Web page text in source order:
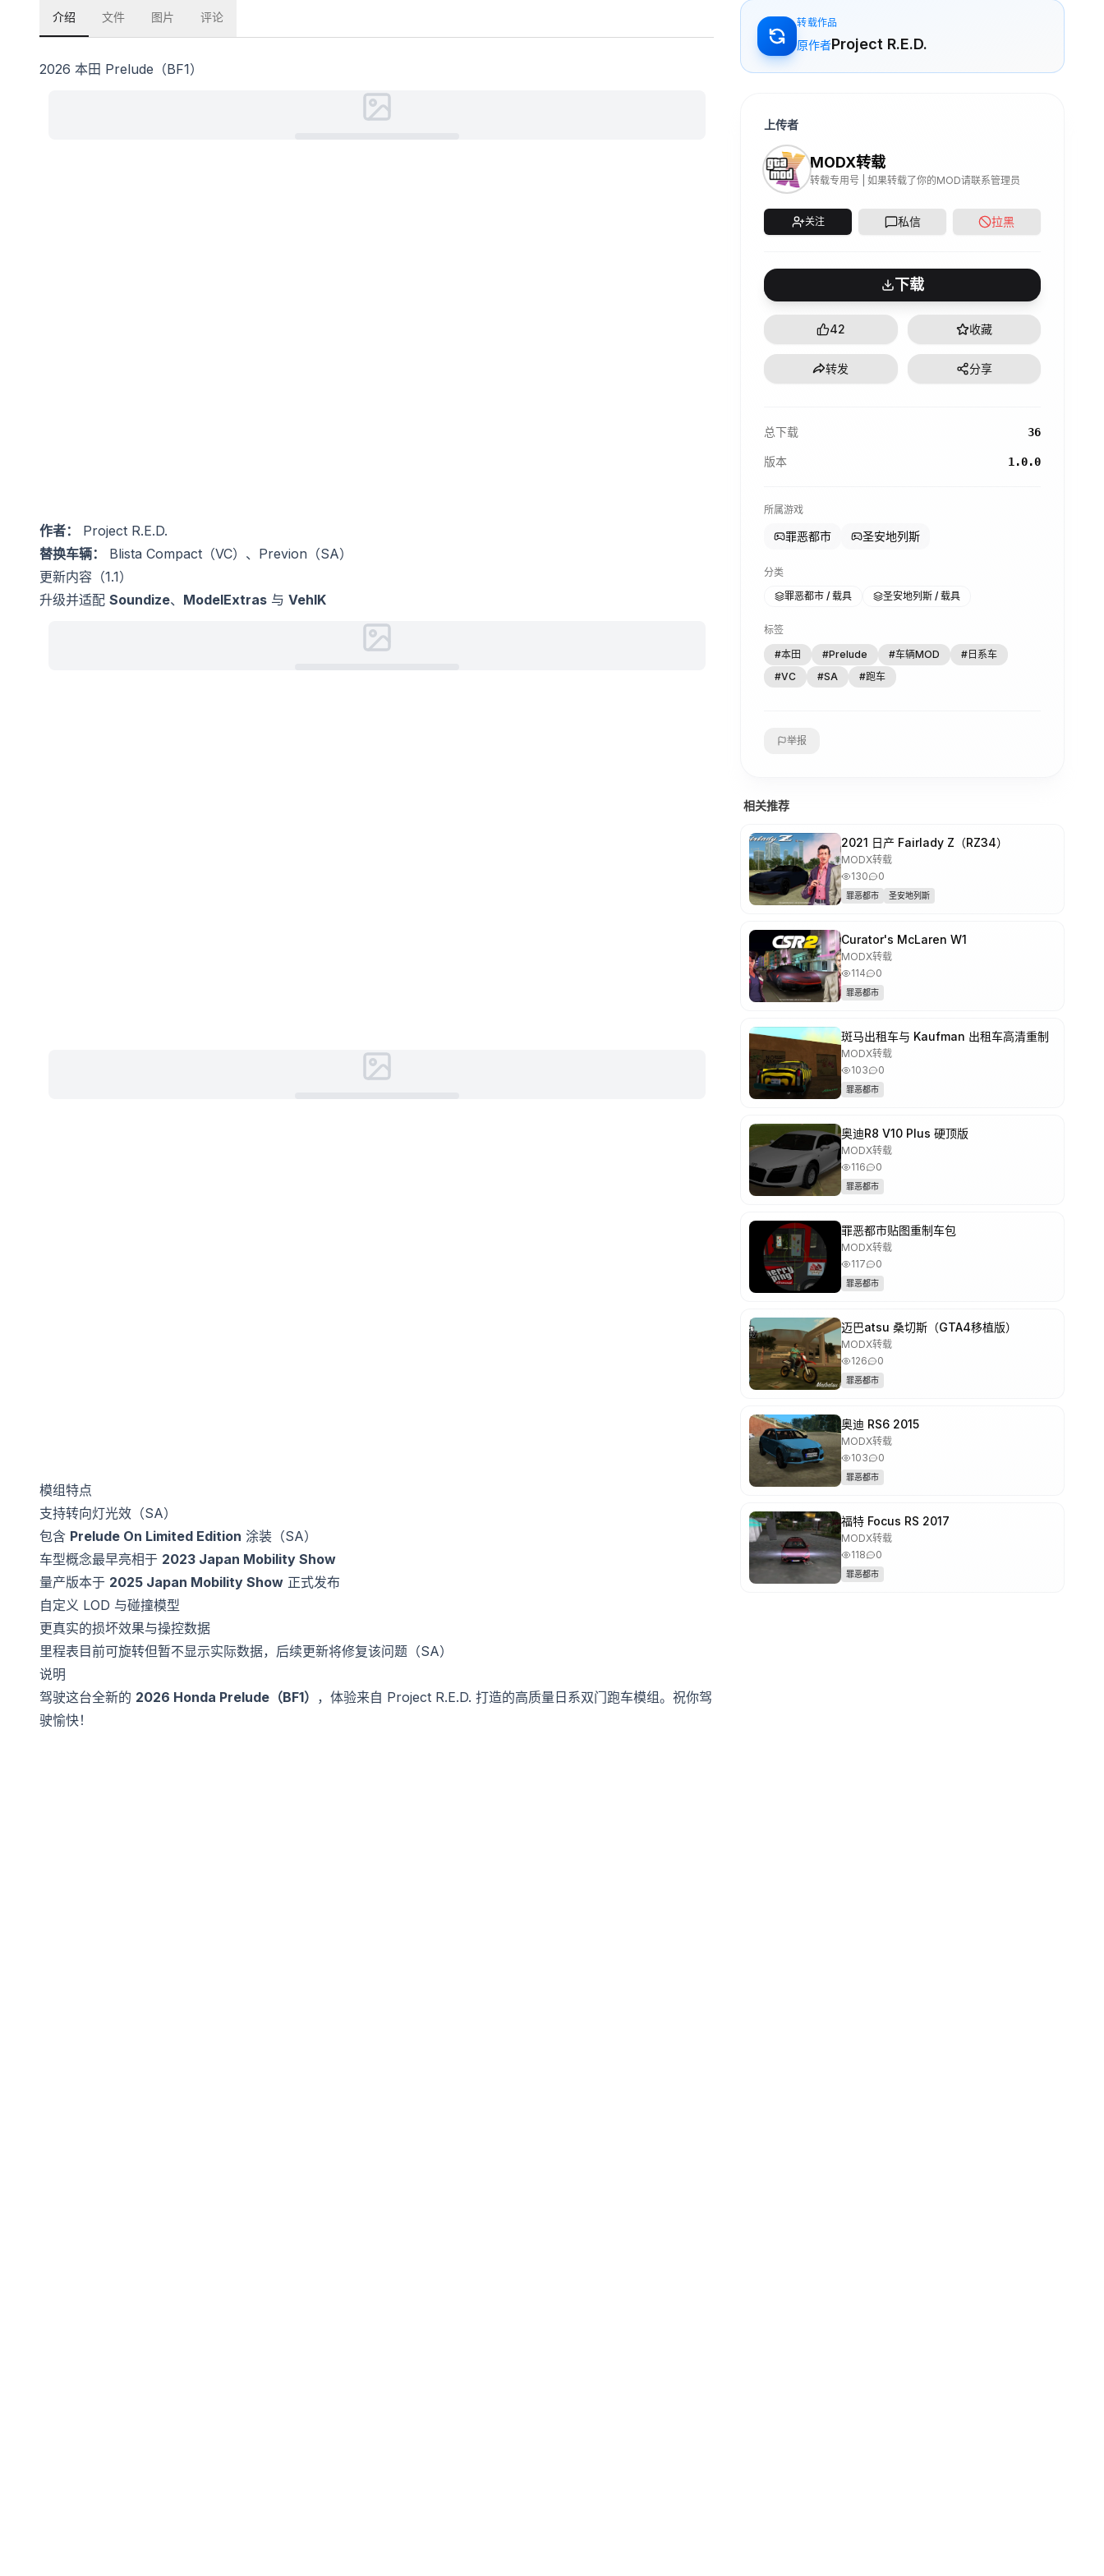
介绍 文件 图片 评论
2026 本田 Prelude（BF1）
作者：
Project R.E.D.
替换车辆：
Blista Compact（VC）、Previon（SA）
更新内容（1.1）
升级并适配 Soundize、 ModelExtras 与 VehIK
模组特点
支持转向灯光效（SA）
包含 Prelude On Limited Edition 涂装（SA）
车型概念最早亮相于 2023 Japan Mobility Show
量产版本于 2025 Japan Mobility Show 正式发布
自定义 LOD 与碰撞模型
更真实的损坏效果与操控数据
里程表目前可旋转但暂不显示实际数据，后续更新将修复该问题（SA）
说明
驾驶这台全新的 2026 Honda Prelude（BF1） ，体验来自 Project R.E.D. 打造的高质量日系双门跑车模组。祝你驾
驶愉快！
转载作品
原作者Project R.E.D.
上传者
MODX转载
转载专用号 | 如果转载了你的MOD请联系管理员
关注 私信 拉黑
下载
42 收藏
转发 分享
总下载 36
版本 1.0.0
所属游戏
罪恶都市 圣安地列斯
分类
罪恶都市 / 载具
圣安地列斯 / 载具
标签
#本田 #Prelude #车辆MOD # 日系车
#VC #SA #跑车
举报
相关推荐
2021 日产 Fairlady Z（RZ34）
MODX转载
130
0
罪恶都市 圣安地列斯
Curator's McLaren W1
MODX转载
114
0
罪恶都市
斑马出租车与 Kaufman 出租车高清重制
MODX转载
103
0
罪恶都市
奥迪R8 V10 Plus 硬顶版
MODX转载
116
0
罪恶都市
罪恶都市贴图重制车包
MODX转载
117
0
罪恶都市
迈巴atsu 桑切斯（GTA4移植版）
MODX转载
126
0
罪恶都市
奥迪 RS6 2015
MODX转载
103
0
罪恶都市
福特 Focus RS 2017
MODX转载
118
0
罪恶都市